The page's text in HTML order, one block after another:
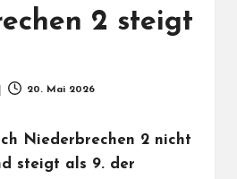
2 steigt
20. Mai 2026
Niederbrechen 2 nicht
steigt als 9. der